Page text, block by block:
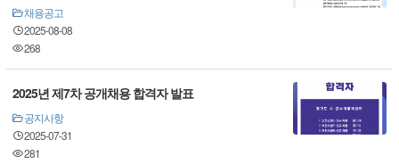
채용공고
2025-08-08
268
2025년 제7차 공개채용 합격자 발표
공지사항
2025-07-31
281